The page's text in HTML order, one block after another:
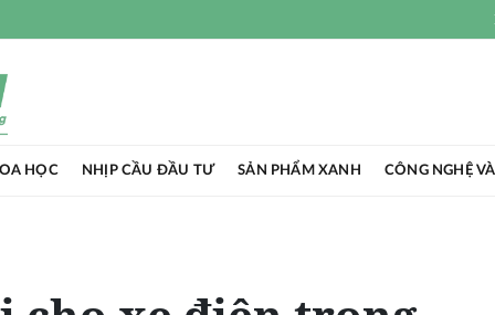
HỌC NHỊP CẦU ĐẦU TƯ SẢN PHẨM XANH CÔNG NGHỆ